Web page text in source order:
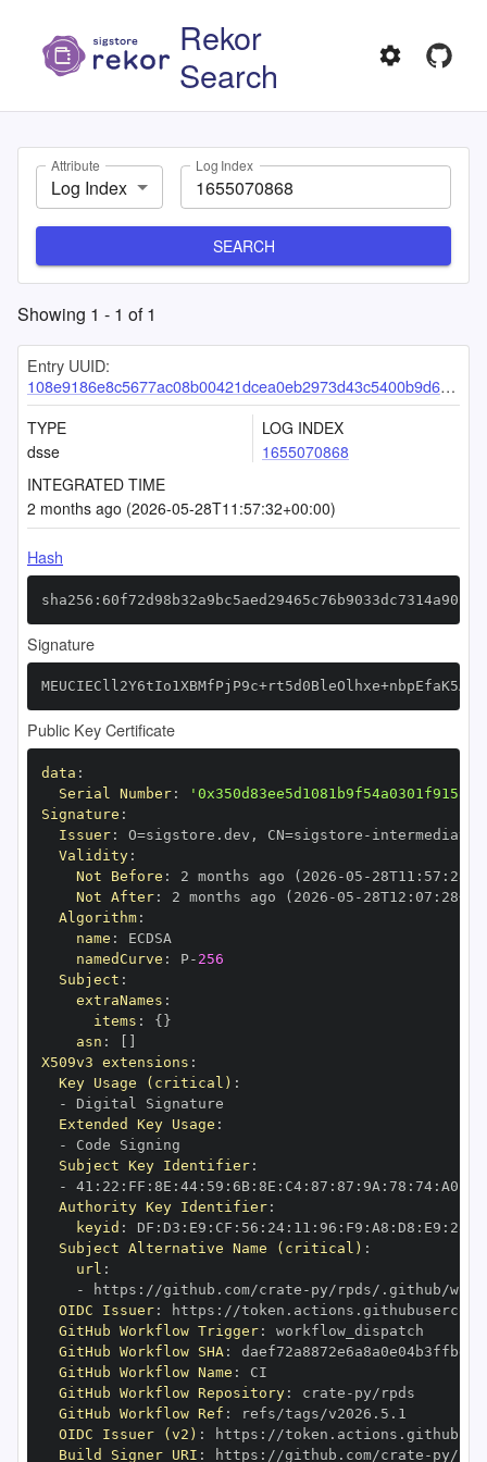
Rekor
Search
Attribute
Log Index
Log Index
SEARCH
Showing 1 - 1 of1
Entry UUID:
108e9186e8c5677ac08b00421dcea0eb2973d43c5400b9d64ebc99edaec75250a3f6f10e6e84f4ef
TYPE
dsse
LOG INDEX
1655070868
INTEGRATED TIME
2 months ago (2026-05-28T11:57:32+00:00)
Hash
Signature
Public Key Certificate
data :
Serial Number:
Signature :
Issuer: O=sigstore.dev , CN=sigstore -
Validity:
Not Before : 2 months ago (2026 -05 - 28T11 : 57 :
Not After: 2 months ago (2026 -05 - 28T12 : 07 : 28+00
Algorithm:
name :
namedCurve : P- 256
Subject :
extraNames :
items : { }
asn :
X509v3 extensions :
Key Usage (critical) :
-
Extended Key Usage :
-
Subject Key Identifier:
-
41 : 22 : FF : 8E : 44: 59 : 6B: 8E : C4: 87 : 87 : 9A : 78 : 74: A0
Authority Key Identifier:
keyid : DF : D3 : E9 : CF : 56 : 24: 11 : 96 : F9 : A8 : D8 : E9 : 28
Subject Alternative Name (critical) :
url :
-
https : //github.com/crate -
OIDC Issuer: https :
GitHub Workflow Trigger:
GitHub Workflow SHA:
GitHub Workflow Name :
GitHub Workflow Repository: crate -
GitHub Workflow Ref :
OIDC Issuer (v2) : https :
Build Signer URI : https : //github.com/crate -